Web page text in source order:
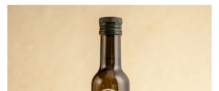
FRUCTE LA CONSERVĂ